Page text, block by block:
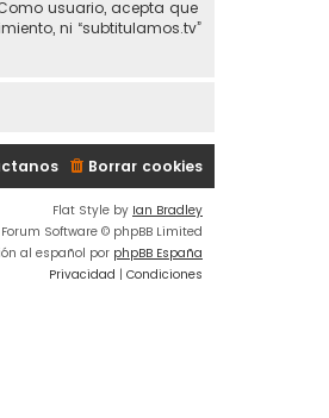
usuario, acepta que
ni “subtitulamos.tv”
Borrar cookies
Flat Style by Ian Bradley
Software © phpBB Limited
al español por phpBB España
Privacidad | Condiciones